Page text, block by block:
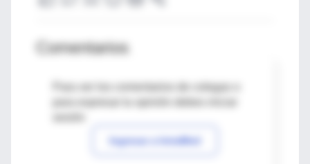
Comentarios
Para ver los comentarios de colegas o
Ingresar a IntraMed